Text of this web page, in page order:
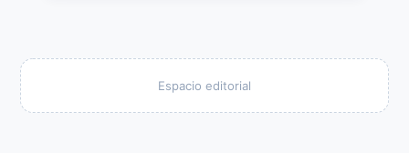
Espacio editorial